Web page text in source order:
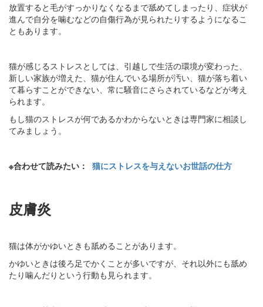
放置すると毛がすっかりなくなるまで舐めてしまったり、症状が
進んで自分を噛むなどの自傷行為が見られたりするようになるこ
ともあります。
猫が感じるストレスとしては、引越しで生活の環境が変わった、
新しい家族が増えた、猫が住んでいる場所が汚い、猫が落ち着い
て暮らすことができない、常に騒音にさらされているなどが考え
られます。
もし猫のストレスが何であるかわからないときは専門家に相談し
てみましょう。
※合わせて読みたい： 猫にストレスを与えないお世話の仕方
皮膚炎
猫は体がかゆいときも舐めることがあります。
かゆいときは後ろ足でかくことが多いですが、それ以外にも舐め
たり噛んだりという行動も見られます。